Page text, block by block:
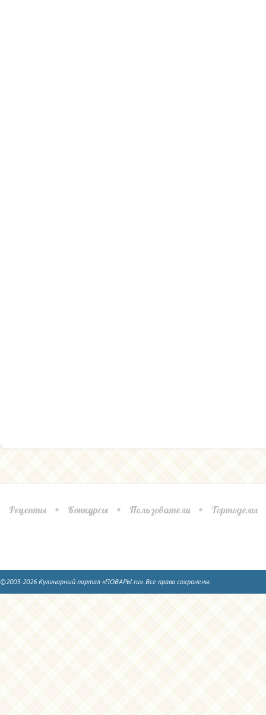
Рецепты Конкурсы Пользователи Тортоделы
©2003-2026 Кулинарный портал «ПОВАРЫ.ru». Все права сохранены.